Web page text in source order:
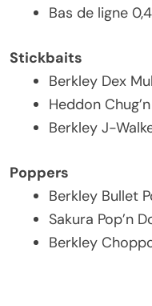
Bas de ligne
Stickbaits
Berkley Dex
Heddon
Berkley J-
Poppers
Berkley Bullet
Sakura Pop’n
Berkley